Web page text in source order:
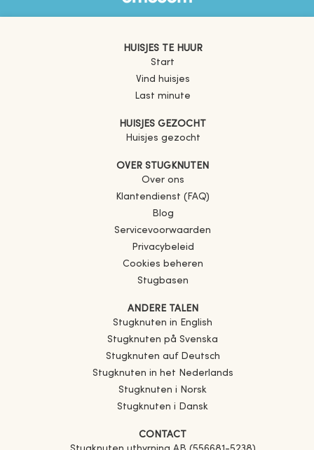
HUISJES TE HUUR
Start
Vind huisjes
Last minute
HUISJES GEZOCHT
Huisjes gezocht
OVER STUGKNUTEN
Over ons
Klantendienst (FAQ)
Blog
Servicevoorwaarden
Privacybeleid
Cookies beheren
Stugbasen
ANDERE TALEN
Stugknuten in English
Stugknuten på Svenska
Stugknuten auf Deutsch
Stugknuten in het Nederlands
Stugknuten i Norsk
Stugknuten i Dansk
CONTACT